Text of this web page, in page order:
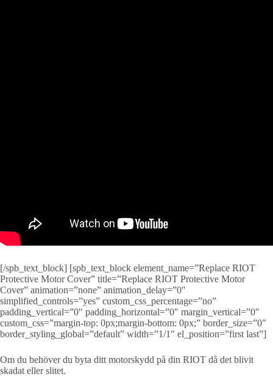
[/spb_text_block] [spb_text_block element_name=”Replace RIOT
Protective Motor Cover” title=”Replace RIOT Protective Motor
Cover” animation=”none” animation_delay=”0″
simplified_controls=”yes” custom_css_percentage=”no”
padding_vertical=”0″ padding_horizontal=”0″ margin_vertical=”0″
custom_css=”margin-top: 0px;margin-bottom: 0px;” border_size=”0″
border_styling_global=”default” width=”1/1″ el_position=”first last”]
Om du behöver du byta ditt motorskydd på din RIOT då det blivit
skadat eller slitet.